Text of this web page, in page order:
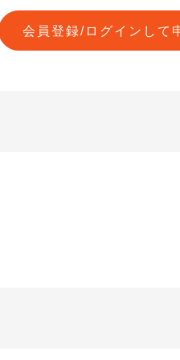
会員登録/ログインして